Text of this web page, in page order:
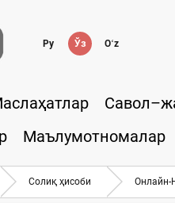
Ру Ўз Oʻz
Маълумотномалар
Солиқ ҳисоби Онлайн-